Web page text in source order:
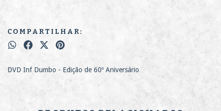
COMPARTILHAR:
DVD Inf Dumbo - Edição de 60º Aniversário